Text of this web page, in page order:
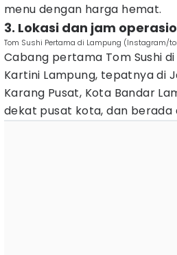
menu dengan harga hemat.
3. Lokasi dan jam
Tom Sushi Pertama di Lampung (Instagram/
Cabang pertama Tom Sushi
Kartini Lampung, tepatnya di
Karang Pusat, Kota Bandar
dekat pusat kota, dan berada